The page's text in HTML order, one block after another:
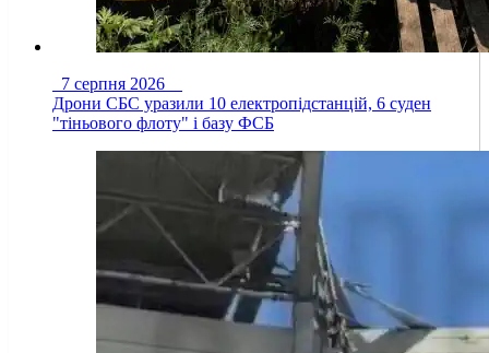
7 серпня 2026
Дрони СБС уразили 10 електропідстанцій, 6 суден
"тіньового флоту" і базу ФСБ